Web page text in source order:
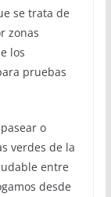
se trata de
zonas
los
pruebas
o
verdes de la
entre
desde